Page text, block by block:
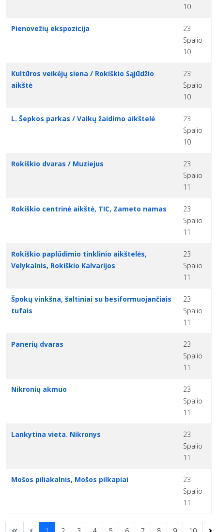
10
Pienovežių ekspozicija
23
Spalio
10
Kultūros veikėjų siena / Rokiškio Sąjūdžio
aikštė
23
Spalio
10
L. Šepkos parkas / Vaikų žaidimo aikštelė
23
Spalio
10
Rokiškio dvaras / Muziejus
23
Spalio
11
Rokiškio centrinė aikštė, TIC, Zameto namas
23
Spalio
11
Rokiškio paplūdimio tinklinio aikštelės,
Velykalnis, Rokiškio Kalvarijos
23
Spalio
11
Špokų vinkšna, šaltiniai su besiformuojančiais
tufais
23
Spalio
11
Panerių dvaras
23
Spalio
11
Nikronių akmuo
23
Spalio
11
Lankytina vieta. Nikronys
23
Spalio
11
Mošos piliakalnis, Mošos pilkapiai
23
Spalio
11